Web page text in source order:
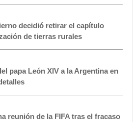
decidió retirar el capítulo
de tierras rurales
papa León XIV a la Argentina en
reunión de la FIFA tras el fracaso